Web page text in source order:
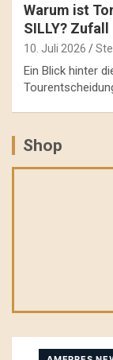
Warum ist
SILLY?
10. Juli 2026
Ein Blick hinter
Shop